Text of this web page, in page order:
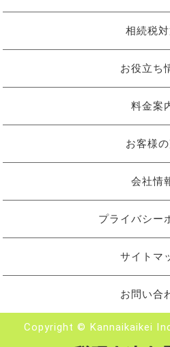
相続税
お役立ち
料金案
お客様
会社情
プライバシー
サイトマ
お問い合
Copyright © Kannaikaikei